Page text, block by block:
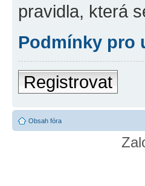
pravidla, která
Podmínky pro
Registrovat
Obsah fóra